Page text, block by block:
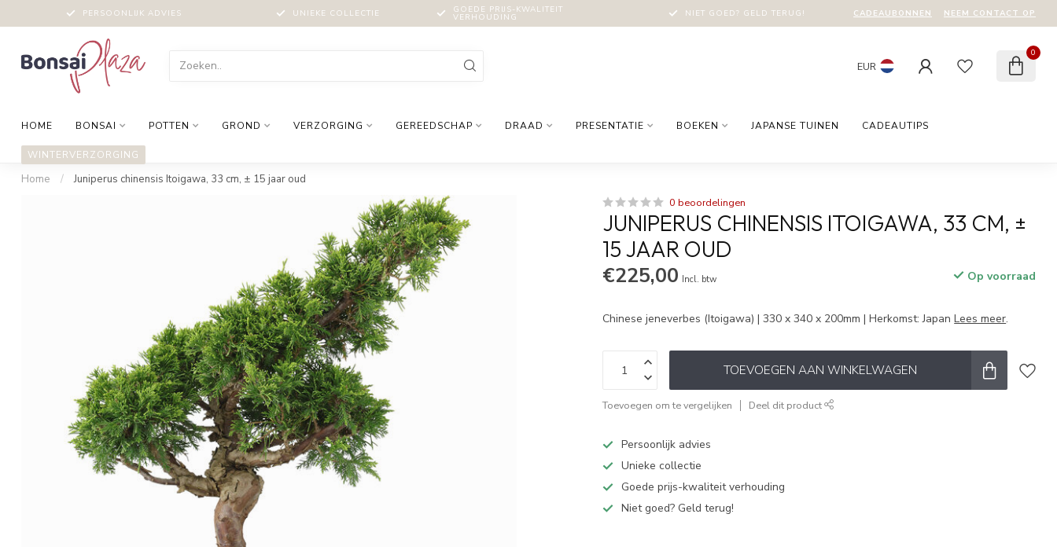
PERSOONLIJK ADVIES UNIEKE COLLECTIE GOEDE PRIJS-KWALITEIT
VERHOUDING NIET GOED? GELD TERUG! CADEAUBONNEN NEEM CONTACT OP
EUR
0
HOME BONSAI POTTEN GROND VERZORGING GEREEDSCHAP DRAAD PRESENTATIE BOEKEN JAPANSE TUINEN CADEAUTIPS
WINTERVERZORGING
Home / Juniperus chinensis Itoigawa, 33 cm, ± 15 jaar oud
0 beoordelingen
JUNIPERUS CHINENSIS ITOIGAWA, 33 CM, ±
15 JAAR OUD
€225,00 Incl. btw Op voorraad
Chinese jeneverbes (Itoigawa) | 330 x 340 x 200mm | Herkomst: JapanLees meer.
TOEVOEGEN AAN WINKELWAGEN
Toevoegen om te vergelijken Deel dit product
Persoonlijk advies
Unieke collectie
Goede prijs-kwaliteit verhouding
Niet goed? Geld terug!